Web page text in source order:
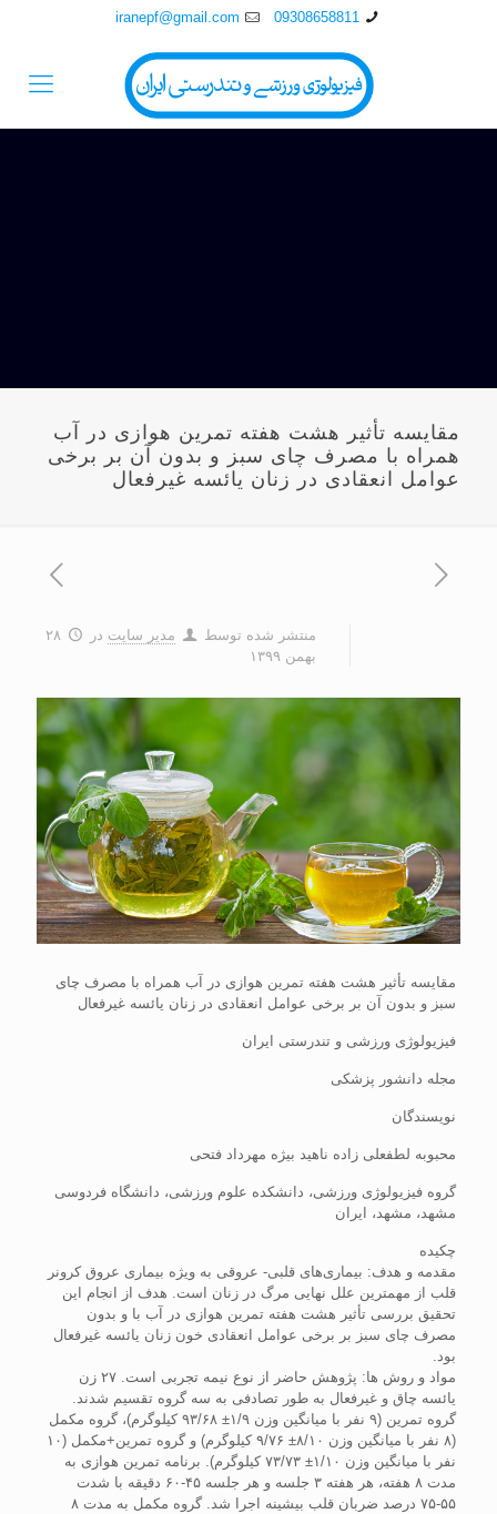
09308658811
iranepf@gmail.com
مقایسه تأثیر هشت هفته تمرین‌ هوازی در آب
همراه با مصرف چای سبز و بدون آن بر برخی
عوامل ‌انعقادی در زنان یائسه غیر‌فعال
منتشر شده توسط مدیر سایت در
۲۸
بهمن ۱۳۹۹
مقایسه تأثیر هشت هفته تمرین‌ هوازی در آب همراه با مصرف چای
سبز و بدون آن بر برخی عوامل ‌انعقادی در زنان یائسه غیر‌فعال
فیزیولوژی ورزشی و تندرستی ایران
مجله دانشور پزشکی
نویسندگان
محبوبه لطفعلی زاده ناهید بیژه مهرداد فتحی
گروه فیزیولوژی ورزشی، دانشکده علوم ورزشی، دانشگاه فردوسی
مشهد، مشهد، ایران
چکیده
مقدمه و هدف: بیماری‌های قلبی- عروقی به ویژه بیماری عروق کرونر
قلب از مهمترین علل نهایی مرگ در زنان است. هدف از انجام این
تحقیق بررسی تأثیر هشت هفته تمرین هوازی در آب با و بدون
مصرف چای ‌سبز بر برخی عوامل ‌انعقادی خون زنان ‌یائسه غیرفعال
بود.
مواد و روش ها: پژوهش حاضر از نوع نیمه تجربی است. ۲۷‌ زن
یائسه چاق و غیرفعال به طور تصادفی به سه ‌گروه تقسیم شدند.
گروه تمرین (۹‌ نفر با میانگین وزن ۱/۹± ۹۳/۶۸ کیلوگرم)، گروه مکمل
(۸‌ نفر با میانگین وزن ۸/۱۰± ۹/۷۶ کیلوگرم) و گروه تمرین+مکمل (۱۰
‌‌نفر با میانگین وزن ۱/۱۰± ۷۳/۷۳ کیلوگرم). برنامه تمرین ‌هوازی به
مدت ۸ هفته، هر هفته ۳ جلسه و هر جلسه ۴۵-۶۰ دقیقه با شدت
۵۵-۷۵ درصد ضربان قلب بیشینه اجرا شد. گروه مکمل به مدت ۸